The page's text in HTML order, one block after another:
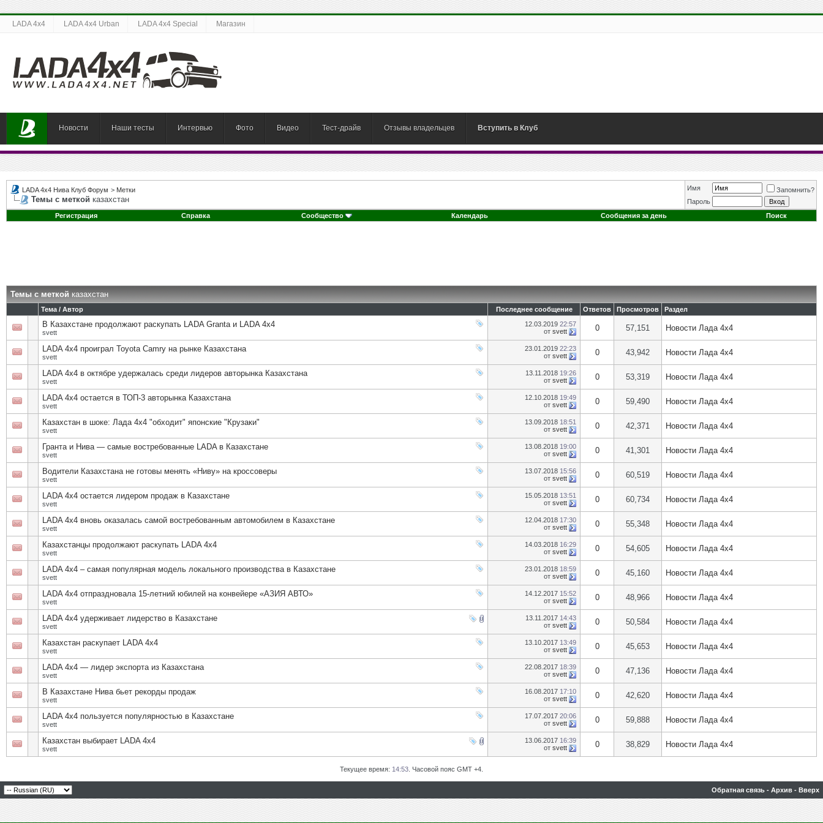
LADA 4x4 LADA 4x4 Urban LADA 4x4 Special Магазин
Новости Наши тесты Интервью Фото Видео Тест-драйв Отзывы владельцев Вступить в Клуб
LADA 4x4 Нива Клуб Форум > Метки
Темы с меткой казахстан
Имя
Запомнить?
Пароль
Регистрация
Справка Сообщество Календарь Сообщения за день Поиск
Темы с меткойказахстан
Тема / Автор Последнее сообщение Ответов Просмотров Раздел
В Казахстане продолжают раскупать LADA Granta и LADA 4х4
svett
12.03.2019 22:57
от svett 0 57,151 Новости Лада 4х4
LADA 4х4 проиграл Toyota Camry на рынке Казахстана
svett
23.01.2019 22:23
от svett 0 43,942 Новости Лада 4х4
LADA 4х4 в октябре удержалась среди лидеров авторынка Казахстана
svett
13.11.2018 19:26
от svett 0 53,319 Новости Лада 4х4
LADA 4х4 остается в ТОП-3 авторынка Казахстана
svett
12.10.2018 19:49
от svett 0 59,490 Новости Лада 4х4
Казахстан в шоке: Лада 4х4 "обходит" японские "Крузаки"
svett
13.09.2018 18:51
от svett 0 42,371 Новости Лада 4х4
Гранта и Нива — самые востребованные LADA в Казахстане
svett
13.08.2018 19:00
от svett 0 41,301 Новости Лада 4х4
Водители Казахстана не готовы менять «Ниву» на кроссоверы
svett
13.07.2018 15:56
от svett 0 60,519 Новости Лада 4х4
LADA 4х4 остается лидером продаж в Казахстане
svett
15.05.2018 13:51
от svett 0 60,734 Новости Лада 4х4
LADA 4х4 вновь оказалась самой востребованным автомобилем в Казахстане
svett
12.04.2018 17:30
от svett 0 55,348 Новости Лада 4х4
Казахстанцы продолжают раскупать LADA 4х4
svett
14.03.2018 16:29
от svett 0 54,605 Новости Лада 4х4
LADA 4х4 – самая популярная модель локального производства в Казахстане
svett
23.01.2018 18:59
от svett 0 45,160 Новости Лада 4х4
LADA 4x4 отпраздновала 15-летний юбилей на конвейере «АЗИЯ АВТО»
svett
14.12.2017 15:52
от svett 0 48,966 Новости Лада 4х4
LADA 4х4 удерживает лидерство в Казахстане
svett
13.11.2017 14:43
от svett 0 50,584 Новости Лада 4х4
Казахстан раскупает LADA 4х4
svett
13.10.2017 13:49
от svett 0 45,653 Новости Лада 4х4
LADA 4х4 — лидер экспорта из Казахстана
svett
22.08.2017 18:39
от svett 0 47,136 Новости Лада 4х4
В Казахстане Нива бьет рекорды продаж
svett
16.08.2017 17:10
от svett 0 42,620 Новости Лада 4х4
LADA 4х4 пользуется популярностью в Казахстане
svett
17.07.2017 20:06
от svett 0 59,888 Новости Лада 4х4
Казахстан выбирает LADA 4х4
svett
13.06.2017 16:39
от svett 0 38,829 Новости Лада 4х4
Текущее время: 14:53 . Часовой пояс GMT +4.
Обратная связь - Архив - Вверх